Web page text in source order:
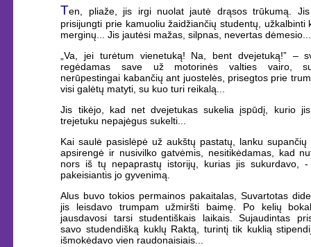
Ten, pliaže, jis irgi nuolat jautė drąsos trūkumą. Jis
prisijungti prie kamuoliu žaidžiančių studentų, užkalbinti
merginų... Jis jautėsi mažas, silpnas, nevertas dėmesio...
„Va, jei turėtum vienetuką! Na, bent dvejetuką!” –
regėdamas save už motorinės valties vairo,
nerūpestingai kabančių ant juostelės, prisegtos prie
visi galėtų matyti, su kuo turi reikalą...
Jis tikėjo, kad net dvejetukas sukelia įspūdį, kurio
trejetuku nepajėgus sukelti...
Kai saulė pasislėpė už aukštų pastatų, lanku supančių
apsirengė ir nusivilko gatvėmis, nesitikėdamas, kad
nors iš tų nepaprastų istorijų, kurias jis sukurdavo, -
pakeisiantis jo gyvenimą.
Alus buvo tokios permainos pakaitalas, Suvartotas
jis leisdavo trumpam užmiršti baimę. Po kelių
jausdavosi tarsi studentiškais laikais. Sujaudintas
savo studendišką kuklų Raktą, turintį tik kuklią
išmokėdavo vien raudonaisiais...